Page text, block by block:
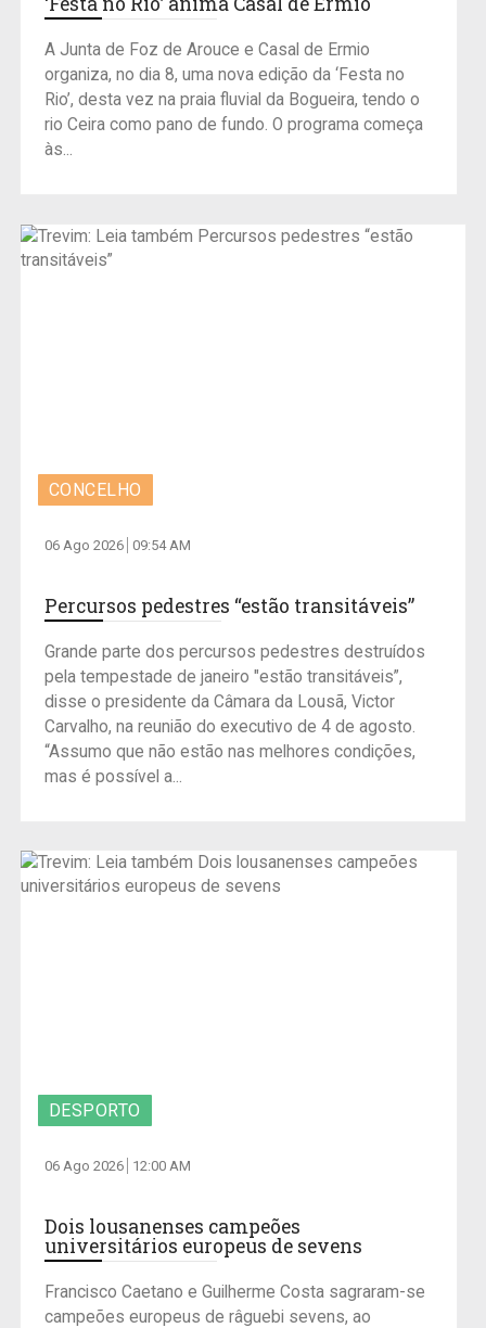
A Junta de Foz de Arouce e Casal de Ermio
organiza, no dia 8, uma nova edição da ‘Festa no
Rio’, desta vez na praia fluvial da Bogueira, tendo o
rio Ceira como pano de fundo. O programa começa
às...
CONCELHO
06 Ago 2026 09:54 AM
Percursos pedestres “estão transitáveis”
Grande parte dos percursos pedestres destruídos
pela tempestade de janeiro "estão transitáveis”,
disse o presidente da Câmara da Lousã, Victor
Carvalho, na reunião do executivo de 4 de agosto.
“Assumo que não estão nas melhores condições,
mas é possível a...
DESPORTO
06 Ago 2026 12:00 AM
Dois lousanenses campeões
universitários europeus de sevens
Francisco Caetano e Guilherme Costa sagraram-se
campeões europeus de râguebi sevens, ao